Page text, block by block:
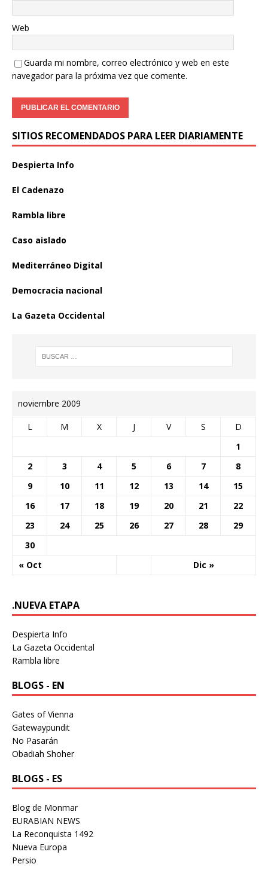
Web
Guarda mi nombre, correo electrónico y web en este
navegador para la próxima vez que comente.
SITIOS RECOMENDADOS PARA LEER DIARIAMENTE
Despierta Info
El Cadenazo
Rambla libre
Caso aislado
Mediterráneo Digital
Democracia nacional
La Gazeta Occidental
noviembre 2009
L M X J V S D
« Oct Dic »
1
2
3 4 5 6 7
8
9
10 11 12 13 14
15
16
17 18 19 20 21
22
23
24 25 26 27 28
29
30
.NUEVA ETAPA
Despierta Info
La Gazeta Occidental
Rambla libre
BLOGS - EN
Gates of Vienna
Gatewaypundit
No Pasarán
Obadiah Shoher
BLOGS - ES
Blog de Monmar
EURABIAN NEWS
La Reconquista 1492
Nueva Europa
Persio